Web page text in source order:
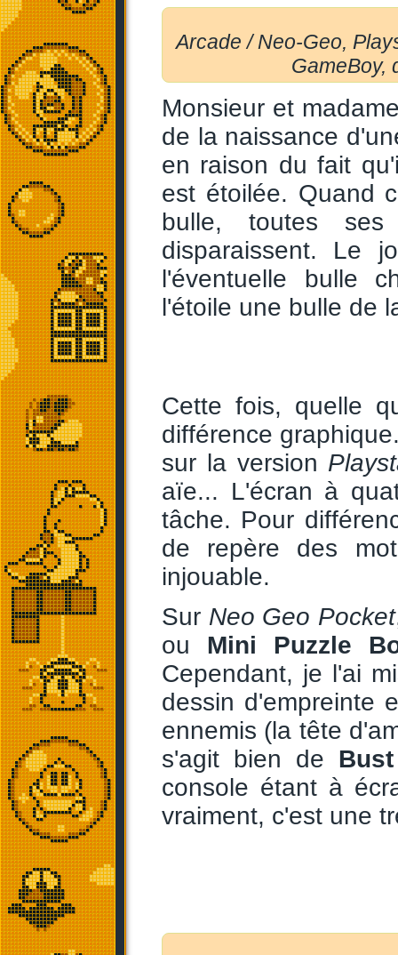
Arcade / Neo-Geo,
GameBoy,
Monsieur et
de la naissance
en raison du fait
est étoilée. Quand
bulle, toutes
disparaissent. Le
l'éventuelle bulle
l'étoile une bulle de
Cette fois, quelle
différence
sur la version
aïe... L'écran à
tâche. Pour
de repère des
injouable.
Sur Neo Geo Pocket
ou Mini Puzzle
Cependant, je l'ai
dessin d'empreinte
ennemis (la tête
s'agit bien de
console étant à
vraiment, c'est une